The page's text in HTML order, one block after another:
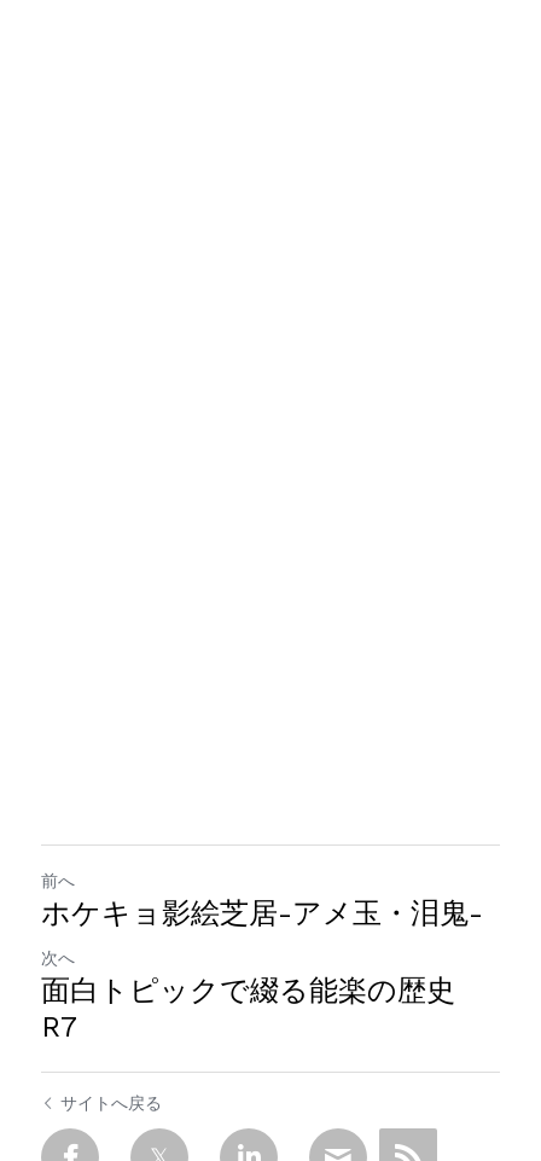
前へ
ホケキョ影絵芝居-アメ玉・泪鬼-
次へ
面白トピックで綴る能楽の歴史
R7
サイトへ戻る